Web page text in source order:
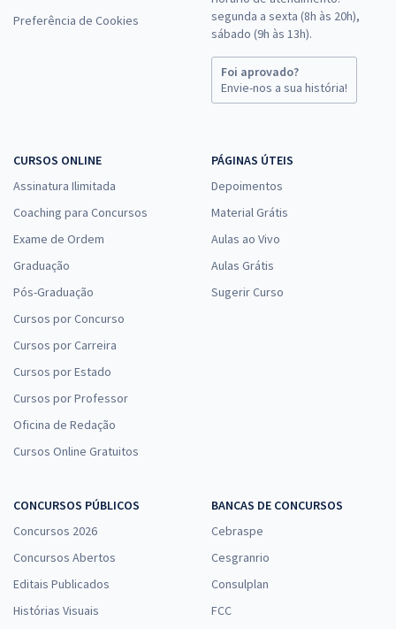
Preferência de Cookies
segunda a sexta (8h às 20h),
sábado (9h às 13h).
Foi aprovado?
Envie-nos a sua história!
CURSOS ONLINE
Assinatura Ilimitada
Coaching para Concursos
Exame de Ordem
Graduação
Pós-Graduação
Cursos por Concurso
Cursos por Carreira
Cursos por Estado
Cursos por Professor
Oficina de Redação
Cursos Online Gratuitos
PÁGINAS ÚTEIS
Depoimentos
Material Grátis
Aulas ao Vivo
Aulas Grátis
Sugerir Curso
CONCURSOS PÚBLICOS
Concursos 2026
Concursos Abertos
Editais Publicados
Histórias Visuais
BANCAS DE CONCURSOS
Cebraspe
Cesgranrio
Consulplan
FCC